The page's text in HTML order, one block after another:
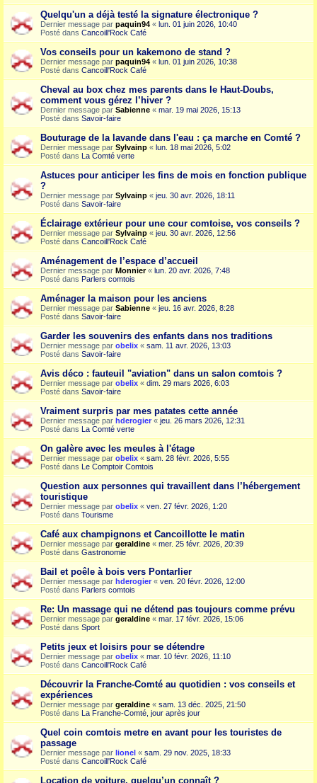
Quelqu'un a déjà testé la signature électronique ?
Dernier message par paquin94 « lun. 01 juin 2026, 10:40
Posté dans Cancoill'Rock Café
Vos conseils pour un kakemono de stand ?
Dernier message par paquin94 « lun. 01 juin 2026, 10:38
Posté dans Cancoill'Rock Café
Cheval au box chez mes parents dans le Haut-Doubs,
comment vous gérez l’hiver ?
Dernier message par Sabienne « mar. 19 mai 2026, 15:13
Posté dans Savoir-faire
Bouturage de la lavande dans l'eau : ça marche en Comté ?
Dernier message par Sylvainp « lun. 18 mai 2026, 5:02
Posté dans La Comté verte
Astuces pour anticiper les fins de mois en fonction publique
?
Dernier message par Sylvainp « jeu. 30 avr. 2026, 18:11
Posté dans Savoir-faire
Éclairage extérieur pour une cour comtoise, vos conseils ?
Dernier message par Sylvainp « jeu. 30 avr. 2026, 12:56
Posté dans Cancoill'Rock Café
Aménagement de l’espace d’accueil
Dernier message par Monnier« lun. 20 avr. 2026, 7:48
Posté dans Parlers comtois
Aménager la maison pour les anciens
Dernier message par Sabienne « jeu. 16 avr. 2026, 8:28
Posté dans Savoir-faire
Garder les souvenirs des enfants dans nos traditions
Dernier message par obelix « sam. 11 avr. 2026, 13:03
Posté dans Savoir-faire
Avis déco : fauteuil "aviation" dans un salon comtois ?
Dernier message par obelix « dim. 29 mars 2026, 6:03
Posté dans Savoir-faire
Vraiment surpris par mes patates cette année
Dernier message par hderogier « jeu. 26 mars 2026, 12:31
Posté dans La Comté verte
On galère avec les meules à l'étage
Dernier message par obelix « sam. 28 févr. 2026, 5:55
Posté dans Le Comptoir Comtois
Question aux personnes qui travaillent dans l’hébergement
touristique
Dernier message par obelix « ven. 27 févr. 2026, 1:20
Posté dans Tourisme
Café aux champignons et Cancoillotte le matin
Dernier message par geraldine « mer. 25 févr. 2026, 20:39
Posté dans Gastronomie
Bail et poêle à bois vers Pontarlier
Dernier message par hderogier « ven. 20 févr. 2026, 12:00
Posté dans Parlers comtois
Re: Un massage qui ne détend pas toujours comme prévu
Dernier message par geraldine « mar. 17 févr. 2026, 15:06
Posté dans Sport
Petits jeux et loisirs pour se détendre
Dernier message par obelix « mar. 10 févr. 2026, 11:10
Posté dans Cancoill'Rock Café
Découvrir la Franche-Comté au quotidien : vos conseils et
expériences
Dernier message par geraldine « sam. 13 déc. 2025, 21:50
Posté dans La Franche-Comté, jour après jour
Quel coin comtois metre en avant pour les touristes de
passage
Dernier message par lionel « sam. 29 nov. 2025, 18:33
Posté dans Cancoill'Rock Café
Location de voiture, quelqu’un connaît ?